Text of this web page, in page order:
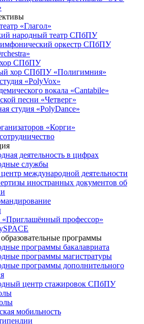
«Глагол»
народный театр СПбПУ
оркестр СПбПУ
СПбПУ
хор СПбПУ «Полигимния»
«PolyVox»
вокала «Cantabile»
песни «Четверг»
студия «PolyDance»
«Корги»
деятельность в цифрах
службы
международной деятельности
иностранных документов об
профессор»
программы
программы бакалавриата
программы магистратуры
программы дополнительного
центр стажировок СПбПУ
мобильность